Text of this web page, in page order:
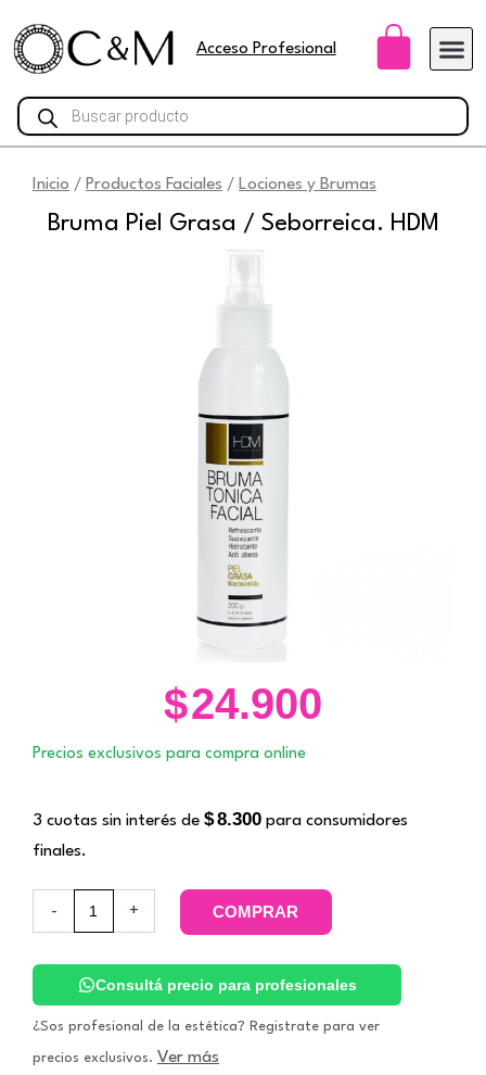
contenido
Acceso Profesional
Búsqueda
de
productos
Inicio / Productos Faciales / Lociones y Brumas
Bruma Piel Grasa / Seborreica. HDM
$24.900
Precios exclusivos para compra online
3 cuotas sin interés de $8.300 para consumidores
finales.
-
Bruma
Piel
/
Seborreica.
HDM
cantidad
+ COMPRAR
Consultá precio para profesionales
¿Sos profesional de la estética? Registrate para ver
precios exclusivos. Ver más